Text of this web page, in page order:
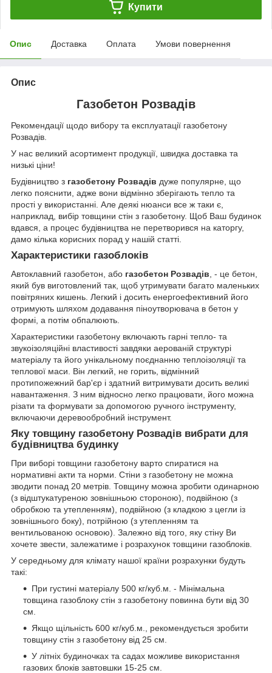
Купити
Опис Доставка Оплата Умови повернення
Опис
Газобетон Розвадів
Рекомендації щодо вибору та експлуатації газобетону
Розвадів.
У нас великий асортимент продукції, швидка доставка та
низькі ціни!
Будівництво з газобетону Розвадів дуже популярне, що
легко пояснити, адже вони відмінно зберігають тепло та
прості у використанні. Але деякі нюанси все ж таки є,
наприклад, вибір товщини стін з газобетону. Щоб Ваш будинок
вдався, а процес будівництва не перетворився на каторгу,
дамо кілька корисних порад у нашій статті.
Характеристики газоблоків
Автоклавний газобетон, або газобетон Розвадів, - це бетон,
який був виготовлений так, щоб утримувати багато маленьких
повітряних кишень. Легкий і досить енергоефективний його
отримують шляхом додавання піноутворювача в бетон у
формі, а потім обпалюють.
Характеристики газобетону включають гарні тепло- та
звукоізоляційні властивості завдяки аерованій структурі
матеріалу та його унікальному поєднанню теплоізоляції та
теплової маси. Він легкий, не горить, відмінний
протипожежний бар'єр і здатний витримувати досить великі
навантаження. З ним відносно легко працювати, його можна
різати та формувати за допомогою ручного інструменту,
включаючи деревообробний інструмент.
Яку товщину газобетону Розвадів вибрати для
будівництва будинку
При виборі товщини газобетону варто спиратися на
нормативні акти та норми. Стіни з газобетону не можна
зводити понад 20 метрів. Товщину можна зробити одинарною
(з відштукатуреною зовнішньою стороною), подвійною (з
обробкою та утепленням), подвійною (з кладкою з цегли із
зовнішнього боку), потрійною (з утепленням та
вентильованою основою). Залежно від того, яку стіну Ви
хочете звести, залежатиме і розрахунок товщини газоблоків.
У середньому для клімату нашої країни розрахунки будуть
такі:
При густині матеріалу 500 кг/куб.м. - Мінімальна
товщина газоблоку стін з газобетону повинна бути від 30
см.
Якщо щільність 600 кг/куб.м., рекомендується зробити
товщину стін з газобетону від 25 см.
У літніх будиночках та садах можливе використання
газових блоків завтовшки 15-25 см.